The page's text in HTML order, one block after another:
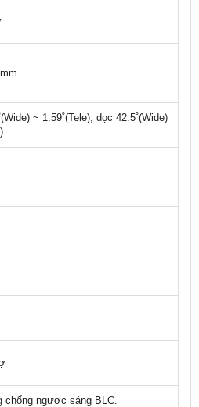
~ 1.59˚(Tele); dọc 42.5˚(Wide)
chống ngược sáng BLC.